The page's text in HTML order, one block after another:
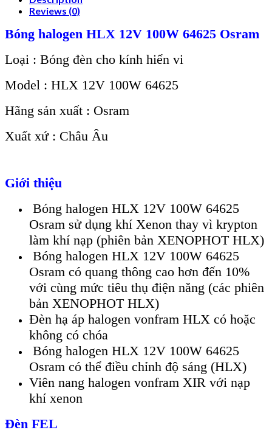
Reviews (0)
Bóng halogen HLX 12V 100W 64625 Osram
Loại : Bóng đèn cho kính hiển vi
Model : HLX 12V 100W 64625
Hãng sản xuất : Osram
Xuất xứ : Châu Âu
Giới thiệu
Bóng halogen HLX 12V 100W 64625
Osram sử dụng khí Xenon thay vì krypton
làm khí nạp (phiên bản XENOPHOT HLX)
Bóng halogen HLX 12V 100W 64625
Osram có quang thông cao hơn đến 10%
với cùng mức tiêu thụ điện năng (các phiên
bản XENOPHOT HLX)
Đèn hạ áp halogen vonfram HLX có hoặc
không có chóa
Bóng halogen HLX 12V 100W 64625
Osram có thể điều chỉnh độ sáng (HLX)
Viên nang halogen vonfram XIR với nạp
khí xenon
Đèn FEL